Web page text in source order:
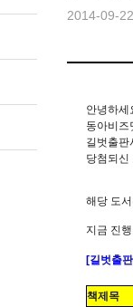
2014-09-
안녕하세
동아비즈
길벗출판
당첨되신
해당 도
지금 진
[길벗출
책제목